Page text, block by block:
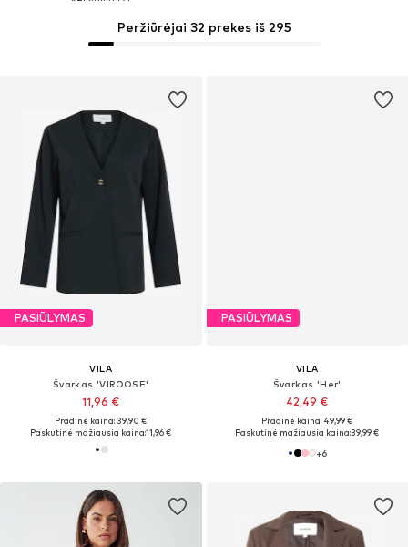
PASIŪLYMAS
VILA
Švarkas 'VIROOSE'
11,96 €
Pradinė kaina: 39,90 €
Paskutinė mažiausia kaina:11,96 €
Peržiūrėjai 32 prekes iš 295
PASIŪLYMAS
VILA
Švarkas 'Her'
42,49 €
Pradinė kaina: 49,99 €
Paskutinė mažiausia kaina:39,99 €
+6